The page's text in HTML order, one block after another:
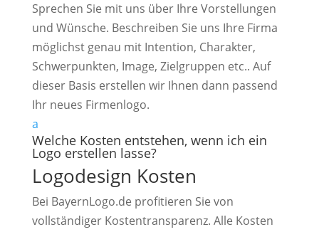
Sprechen Sie mit uns über Ihre Vorstellungen
und Wünsche. Beschreiben Sie uns Ihre Firma
möglichst genau mit Intention, Charakter,
Schwerpunkten, Image, Zielgruppen etc.. Auf
dieser Basis erstellen wir Ihnen dann passend
Ihr neues Firmenlogo.
a
Welche Kosten entstehen, wenn ich ein
Logo erstellen lasse?
Logodesign Kosten
Bei BayernLogo.de profitieren Sie von
vollständiger Kostentransparenz. Alle Kosten